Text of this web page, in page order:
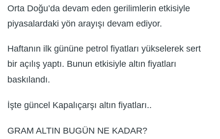
Orta Doğu’da devam eden gerilimlerin etkisiyle
piyasalardaki yön arayışı devam ediyor.
Haftanın ilk gününe petrol fiyatları yükselerek sert
bir açılış yaptı. Bunun etkisiyle altın fiyatları
baskılandı.
İşte güncel Kapalıçarşı altın fiyatları..
GRAM ALTIN BUGÜN NE KADAR?